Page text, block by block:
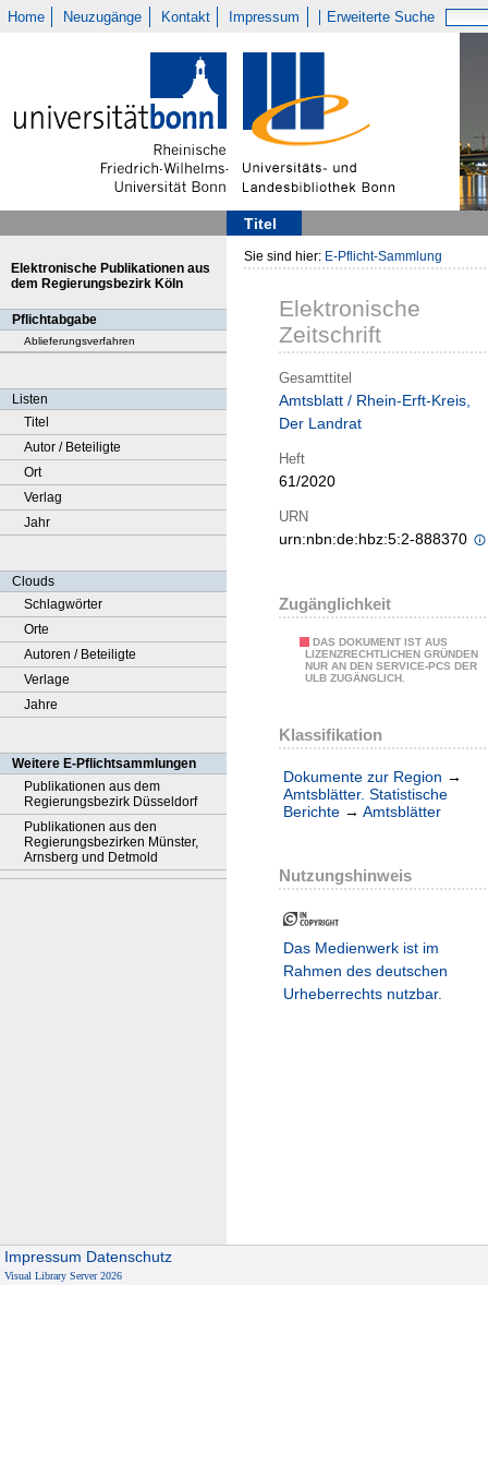
Home Neuzugänge Kontakt Impressum Erweiterte Suche
Titel
Elektronische Publikationen aus
dem Regierungsbezirk Köln
Pflichtabgabe
Ablieferungsverfahren
Listen
Titel
Autor / Beteiligte
Ort
Verlag
Jahr
Clouds
Schlagwörter
Orte
Autoren / Beteiligte
Verlage
Jahre
Weitere E-Pflichtsammlungen
Publikationen aus dem
Regierungsbezirk Düsseldorf
Publikationen aus den
Regierungsbezirken Münster,
Arnsberg und Detmold
Sie sind hier: E-Pflicht-Sammlung
Elektronische
Zeitschrift
Gesamttitel
Amtsblatt / Rhein-Erft-Kreis,
Der Landrat
Heft
61/2020
URN
urn:nbn:de:hbz:5:2-888370
Zugänglichkeit
DAS DOKUMENT IST AUS
LIZENZRECHTLICHEN GRÜNDEN
NUR AN DEN SERVICE-PCS DER
ULB ZUGÄNGLICH.
Klassifikation
Dokumente zur Region →
Amtsblätter. Statistische
Berichte → Amtsblätter
Nutzungshinweis
Das Medienwerk ist im
Rahmen des deutschen
Urheberrechts nutzbar.
Impressum Datenschutz
Visual Library Server 2026